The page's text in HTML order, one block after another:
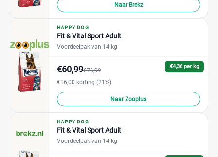
Naar Brekz
HAPPY DOG
Fit & Vital Sport Adult
Voordeelpak van 14 kg
€4,36 per kg
€60,99€76,99
€16,00 korting (21%)
Naar Zooplus
HAPPY DOG
Fit & Vital Sport Adult
Voordeelpak van 14 kg